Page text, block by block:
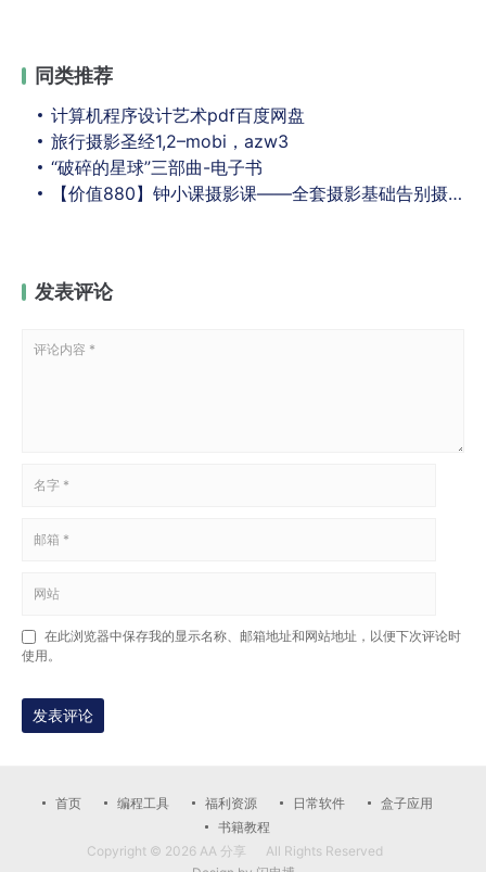
同类推荐
计算机程序设计艺术pdf百度网盘
旅行摄影圣经1,2–mobi，azw3
“破碎的星球”三部曲-电子书
【价值880】钟小课摄影课——全套摄影基础告别摄影小白！
发表评论
在此浏览器中保存我的显示名称、邮箱地址和网站地址，以便下次评论时
使用。
发表评论
首页 编程工具 福利资源 日常软件
盒子应用
书籍教程
Copyright © 2026 AA 分享
All Rights Reserved